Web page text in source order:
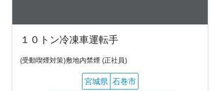
１０トン冷凍車運転手
(受動喫煙対策)敷地内禁煙 (正社員)
宮城県 石巻市